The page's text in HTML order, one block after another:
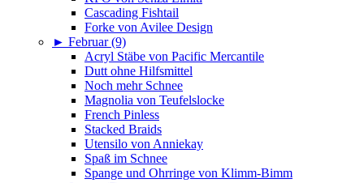
Cascading Fishtail
Forke von Avilee Design
► Februar (9)
Acryl Stäbe von Pacific Mercantile
Dutt ohne Hilfsmittel
Noch mehr Schnee
Magnolia von Teufelslocke
French Pinless
Stacked Braids
Utensilo von Anniekay
Spaß im Schnee
Spange und Ohrringe von Klimm-Bimm